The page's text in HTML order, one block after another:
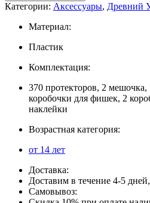
Категории: Аксессуары, Древний
Материал:
Пластик
Комплектация:
370 протекторов, 2 мешочка,
коробочки для фишек, 2
наклейки
Возрастная категория:
от 14 лет
Доставка:
Доставим в течение 4-5
Самовывоз: